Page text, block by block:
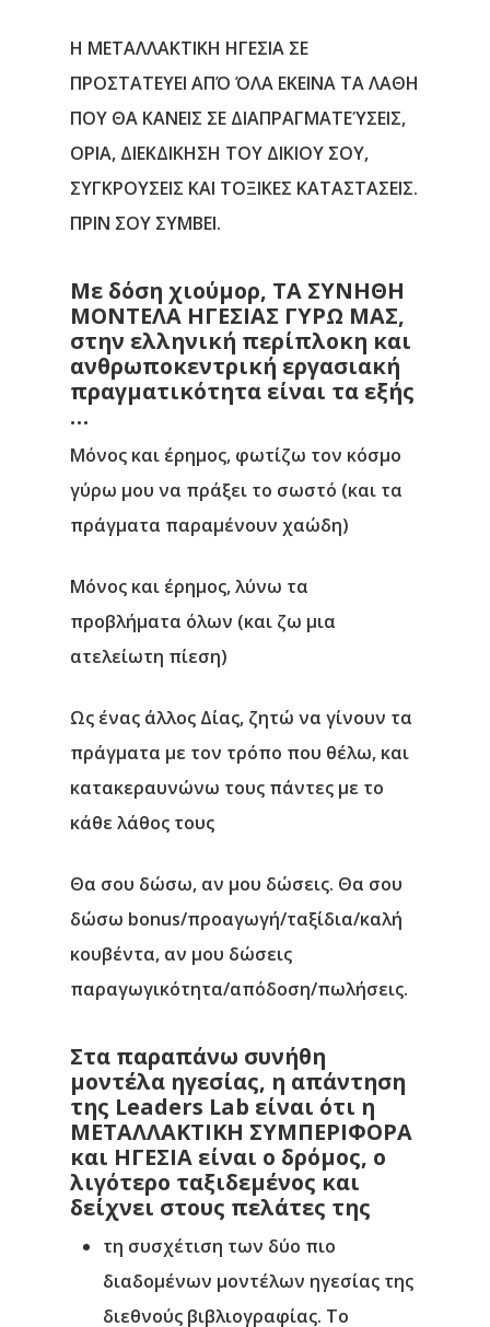
Η ΜΕΤΑΛΛΑΚΤΙΚΗ ΗΓΕΣΙΑ ΣΕ
ΠΡΟΣΤΑΤΕΥΕΙ ΑΠΌ ΌΛΑ ΕΚΕΙΝΑ ΤΑ ΛΑΘΗ
ΠΟΥ ΘΑ ΚΑΝΕΙΣ ΣΕ ΔΙΑΠΡΑΓΜΑΤΕΎΣΕΙΣ,
ΟΡΙΑ, ΔΙΕΚΔΙΚΗΣΗ ΤΟΥ ΔΙΚΙΟΥ ΣΟΥ,
ΣΥΓΚΡΟΥΣΕΙΣ ΚΑΙ ΤΟΞΙΚΕΣ ΚΑΤΑΣΤΑΣΕΙΣ.
ΠΡΙΝ ΣΟΥ ΣΥΜΒΕΙ.
Με δόση χιούμορ, ΤΑ ΣΥΝΗΘΗ
ΜΟΝΤΕΛΑ ΗΓΕΣΙΑΣ ΓΥΡΩ ΜΑΣ,
στην ελληνική περίπλοκη και
ανθρωποκεντρική εργασιακή
πραγματικότητα είναι τα εξής
…
Μόνος και έρημος, φωτίζω τον κόσμο
γύρω μου να πράξει το σωστό (και τα
πράγματα παραμένουν χαώδη)
Μόνος και έρημος, λύνω τα
προβλήματα όλων (και ζω μια
ατελείωτη πίεση)
Ως ένας άλλος Δίας, ζητώ να γίνουν τα
πράγματα με τον τρόπο που θέλω, και
κατακεραυνώνω τους πάντες με το
κάθε λάθος τους
Θα σου δώσω, αν μου δώσεις. Θα σου
δώσω bonus/προαγωγή/ταξίδια/καλή
κουβέντα, αν μου δώσεις
παραγωγικότητα/απόδοση/πωλήσεις.
Στα παραπάνω συνήθη
μοντέλα ηγεσίας, η απάντηση
της Leaders Lab είναι ότι η
ΜΕΤΑΛΛΑΚΤΙΚΗ ΣΥΜΠΕΡΙΦΟΡΑ
και ΗΓΕΣΙΑ είναι ο δρόμος, ο
λιγότερο ταξιδεμένος και
δείχνει στους πελάτες της
τη συσχέτιση των δύο πιο
διαδομένων μοντέλων ηγεσίας της
διεθνούς βιβλιογραφίας. Το